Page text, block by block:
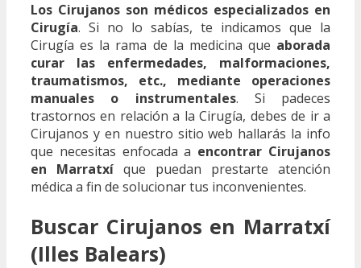
Los Cirujanos son médicos especializados en
Cirugía. Si no lo sabías, te indicamos que la
Cirugía es la rama de la medicina que aborada
curar las enfermedades, malformaciones,
traumatismos, etc., mediante operaciones
manuales o instrumentales. Si padeces
trastornos en relación a la Cirugía, debes de ir a
Cirujanos y en nuestro sitio web hallarás la info
que necesitas enfocada a encontrar Cirujanos
en Marratxí que puedan prestarte atención
médica a fin de solucionar tus inconvenientes.
Buscar Cirujanos en Marratxí
(Illes Balears)